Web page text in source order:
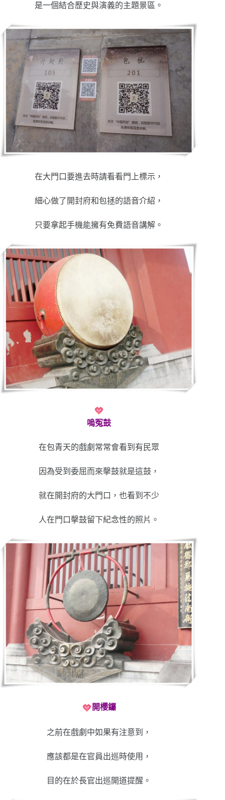
是一個結合歷史與演義的主題景區。
在大門口要進去時請看看門上標示，
細心做了開封府和包拯的語音介紹，
只要拿起手機能擁有免費語音講解。
嗚冤鼓
在包青天的戲劇常常會看到有民眾
因為受到委屈而來撀鼓就是這鼓，
就在開封府的大門口，也看到不少
人在門口撀鼓留下紀念性的照片。
開櫻鑼
之前在戲劇中如果有注意到，
應該都是在官員出巡時使用，
目的在於長官出巡開道提醒。